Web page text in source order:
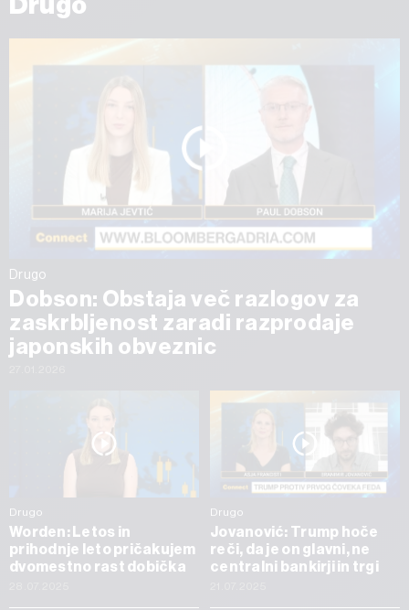
Drugo
Dobson: Obstaja več razlogov za
zaskrbljenost zaradi razprodaje
japonskih obveznic
Drugo
Worden: Letos in
prihodnje leto pričakujem
dvomestno rast dobička
Drugo
Jovanović: Trump hoče
reči, da je on glavni, ne
centralni bankirji in trgi